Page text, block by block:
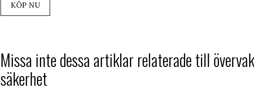
KÖP NU
Missa inte dessa artiklar relaterade till
säkerhet